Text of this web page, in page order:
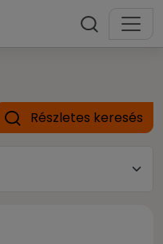
Részletes keresés